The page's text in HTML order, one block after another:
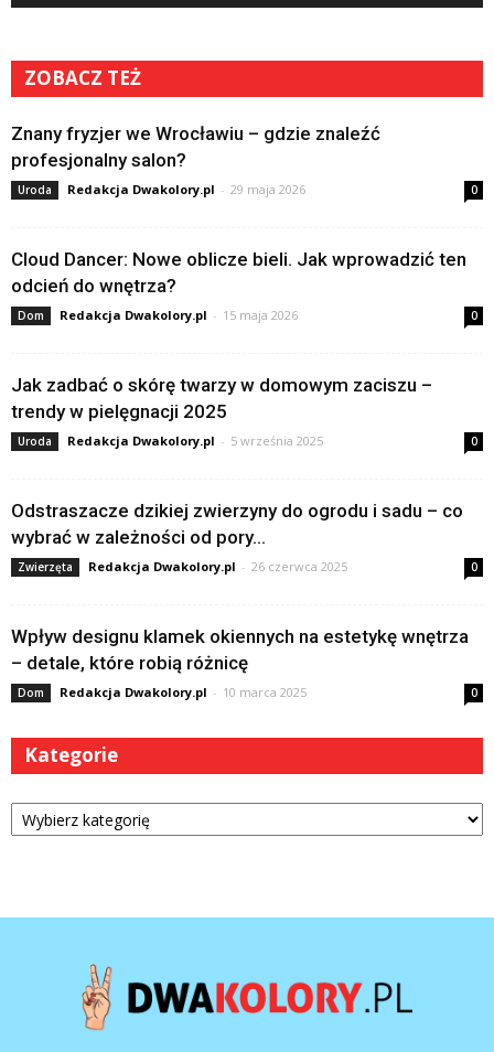
ZOBACZ TEŻ
Znany fryzjer we Wrocławiu – gdzie znaleźć
profesjonalny salon?
Uroda Redakcja Dwakolory.pl - 29 maja 2026 0
Cloud Dancer: Nowe oblicze bieli. Jak wprowadzić ten
odcień do wnętrza?
Dom Redakcja Dwakolory.pl - 15 maja 2026 0
Jak zadbać o skórę twarzy w domowym zaciszu –
trendy w pielęgnacji 2025
Uroda Redakcja Dwakolory.pl - 5 września 2025 0
Odstraszacze dzikiej zwierzyny do ogrodu i sadu – co
wybrać w zależności od pory...
Zwierzęta Redakcja Dwakolory.pl - 26 czerwca 2025 0
Wpływ designu klamek okiennych na estetykę wnętrza
– detale, które robią różnicę
Dom Redakcja Dwakolory.pl - 10 marca 2025 0
Kategorie
Kategorie